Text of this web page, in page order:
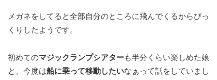
メガネをしてると全部自分のところに飛んでくるからびっ
くりしたようです。
初めてのマジックランプシアターも半分くらい楽しめた娘
と、今度は船に乗って移動したいなぁって話をしていまし